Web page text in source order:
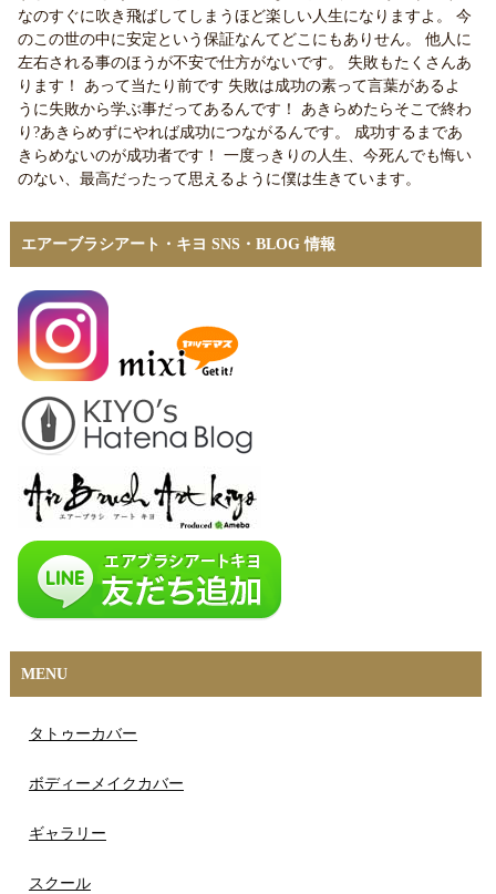
なのすぐに吹き飛ばしてしまうほど楽しい人生になりますよ。 今
のこの世の中に安定という保証なんてどこにもありせん。 他人に
左右される事のほうが不安で仕方がないです。 失敗もたくさんあ
ります！ あって当たり前です 失敗は成功の素って言葉があるよ
うに失敗から学ぶ事だってあるんです！ あきらめたらそこで終わ
り?あきらめずにやれば成功につながるんです。 成功するまであ
きらめないのが成功者です！ 一度っきりの人生、今死んでも悔い
のない、最高だったって思えるように僕は生きています。
エアーブラシアート・キヨ SNS・BLOG 情報
MENU
タトゥーカバー
ボディーメイクカバー
ギャラリー
スクール